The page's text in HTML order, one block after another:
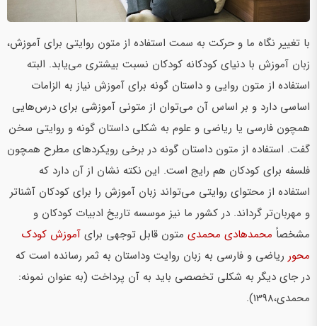
با تغییر نگاه ما و حرکت به سمت استفاده از متون روایتی برای آموزش،
زبان آموزش با دنیای کودکانه کودکان نسبت بیشتری می‌یابد. البته
استفاده از متون روایی و داستان گونه برای آموزش نیاز به الزامات
اساسی دارد و بر اساس آن می‌توان از متونی آموزشی برای درس‌هایی
همچون فارسی یا ریاضی و علوم به شکلی داستان گونه و روایتی سخن
گفت. استفاده از متون داستان گونه در برخی رویکردهای مطرح همچون
فلسفه برای کودکان هم رایج است. این نکته نشان از آن دارد که
استفاده از محتوای روایتی می‌تواند زبان آموزش را برای کودکان آشناتر
و مهربان‌تر گرداند. در کشور ما نیز موسسه تاریخ ادبیات کودکان و
مشخصاً محمدهادی محمدی متون قابل توجهی برای آموزش کودک
محور ریاضی و فارسی به زبان روایت وداستان به ثمر رسانده است که
در جای دیگر به شکلی تخصصی باید به آن پرداخت (به عنوان نمونه:
محمدی،1398).